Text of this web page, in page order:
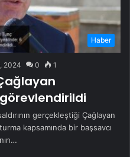
Haber
2024 0 1
görevlendirildi
gerçekleştiği Çağlayan
kapsamında bir başsavcı